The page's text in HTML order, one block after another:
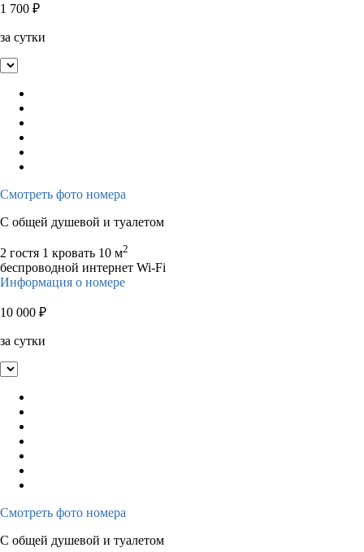
1 700 ₽
за сутки
Смотреть фото номера
С общей душевой и туалетом
2 гостя 1 кровать 10 м2
беспроводной интернет Wi-Fi
Информация о номере
10 000 ₽
за сутки
Смотреть фото номера
С общей душевой и туалетом